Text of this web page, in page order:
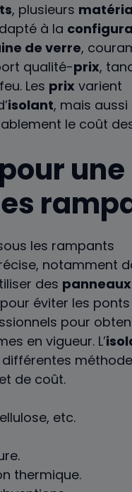
, plusieurs
à la
de verre,
qualité-prix,
Les prix varient
isolant, mais aussi
le coût
une
notamment
des
éviter les ponts
pour
en vigueur. L’
de coût.
etc.
thermique.